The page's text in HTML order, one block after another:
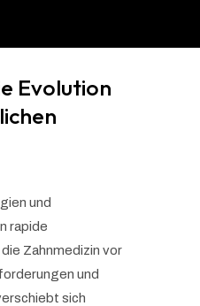
Evolution
und
rapide
Zahnmedizin vor
und
sich